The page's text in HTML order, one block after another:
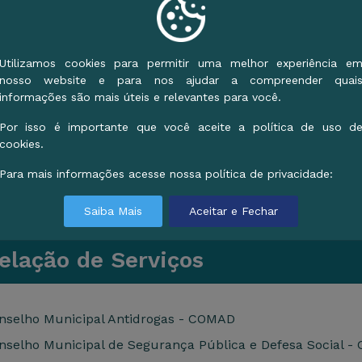
de Serviços
Municipal Antidrogas - COMAD
Municipal de Segurança Pública e Defesa Social -
Utilizamos cookies para permitir uma melhor experiência em
nosso website e para nos ajudar a compreender quais
informações são mais úteis e relevantes para você.
Por isso é importante que você aceite a política de uso de
cookies.
Para mais informações acesse nossa política de privacidade:
Saiba Mais Aceitar e Fechar